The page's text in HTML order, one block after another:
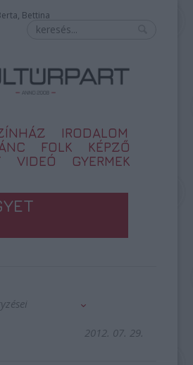
Bettina
IRODALOM
FOLK
KÉPZŐ
VIDEÓ GYERMEK
2012. 07. 29.